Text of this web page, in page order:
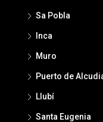
Sa Pobla
Inca
Muro
Puerto de
Llubí
Santa Eugenia